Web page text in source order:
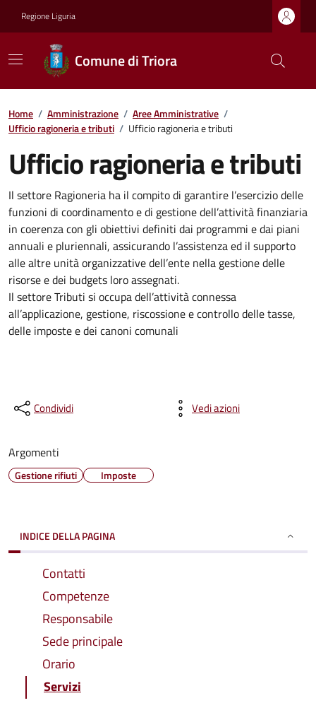
Regione Liguria
Comune di Triora
Home / Amministrazione / Aree Amministrative /
Ufficio ragioneria e tributi / Ufficio ragioneria e tributi
Ufficio ragioneria e tributi
Il settore Ragioneria ha il compito di garantire l’esercizio delle
funzioni di coordinamento e di gestione dell’attività finanziaria
in coerenza con gli obiettivi definiti dai programmi e dai piani
annuali e pluriennali, assicurando l’assistenza ed il supporto
alle altre unità organizzative dell’ente nella gestione delle
risorse e dei budgets loro assegnati.
Il settore Tributi si occupa dell’attività connessa
all’applicazione, gestione, riscossione e controllo delle tasse,
delle imposte e dei canoni comunali
Condividi Vedi azioni
Argomenti
Gestione rifiuti Imposte
INDICE DELLA PAGINA
Contatti
Competenze
Responsabile
Sede principale
Orario
Servizi